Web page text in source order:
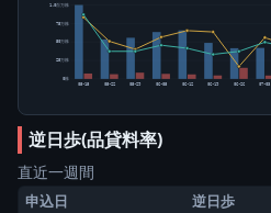
0株
25万株
50万株
75万株
1.0百万株
05-15 05-22 05-29 06-05 06-12 06-19 06-26 07-03
逆日歩(品貸料率)
直近一週間
申込日 逆日歩